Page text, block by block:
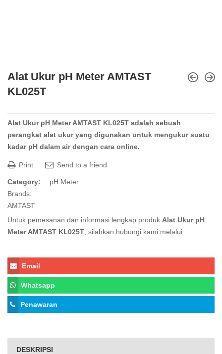
Alat Ukur pH Meter AMTAST
KL025T
Alat Ukur pH Meter AMTAST KL025T adalah sebuah
perangkat alat ukur yang digunakan untuk mengukur suatu
kadar pH dalam air dengan cara online.
Print Send to a friend
Category:
pH Meter
Brands:
AMTAST
Untuk pemesanan dan informasi lengkap produk Alat Ukur pH
Meter AMTAST KL025T , silahkan hubungi kami melalui :
Email
Whatsapp
Penawaran
DESKRIPSI